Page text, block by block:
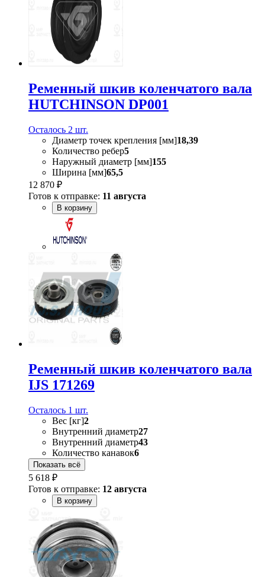
Ременный шкив коленчатого вала
HUTCHINSON DP001
Осталось 2 шт.
Диаметр точек крепления [мм]18,39
Количество ребер5
Наружный диаметр [мм]155
Ширина [мм]65,5
12 870 ₽
Готов к отправке: 11 августа
В корзину
Ременный шкив коленчатого вала
IJS 171269
Осталось 1 шт.
Вес [кг]2
Внутренний диаметр27
Внутренний диаметр43
Количество канавок6
Показать всё
5 618 ₽
Готов к отправке: 12 августа
В корзину